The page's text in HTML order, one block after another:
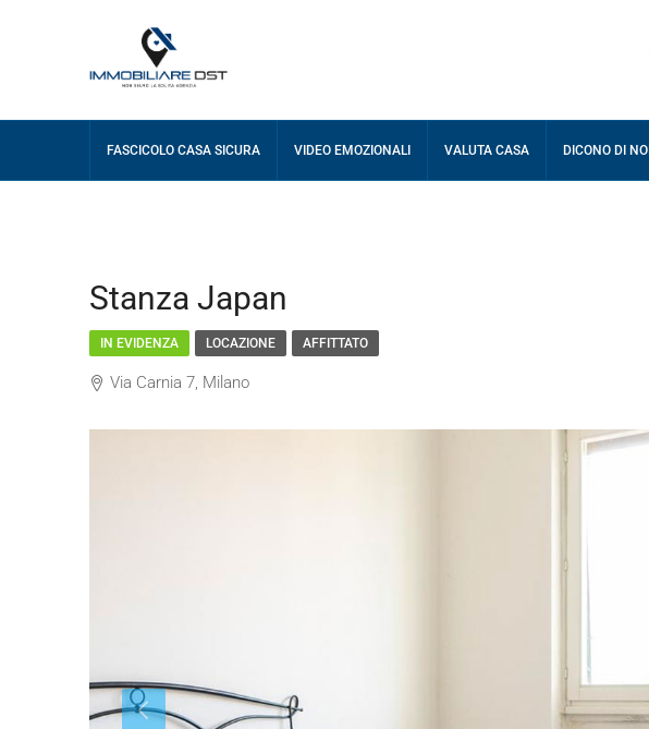
FASCICOLO CASA SICURA VIDEO EMOZIONALI VALUTA CASA DICONO DI NOI
Stanza Japan
IN EVIDENZA LOCAZIONE AFFITTATO
Via Carnia 7, Milano